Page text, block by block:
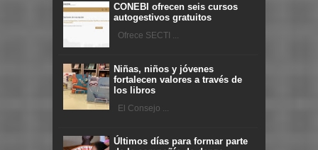
CONEBI ofrecen seis cursos
autogestivos gratuitos
Ofrece SECTI ...
Niñas, niños y jóvenes
fortalecen valores a través de
los libros
El Consejo ...
Últimos días para formar parte